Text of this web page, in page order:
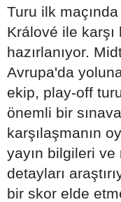
Turu ilk
Králové ile karşı
hazırlanıyor.
Avrupa'da
ekip, play-off
önemli bir
karşılaşmanın
yayın bilgileri
detayları
bir skor elde